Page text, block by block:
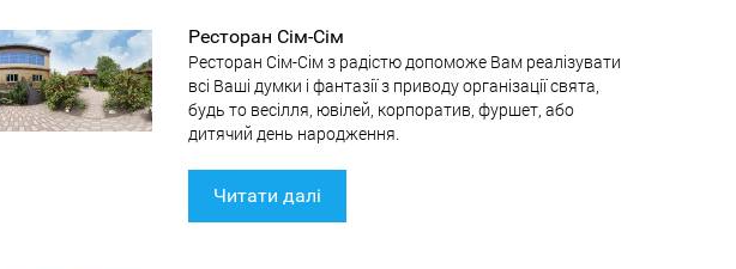
Ресторан Сім-Сім
Ресторан Сім-Сім з радістю допоможе Вам реалізувати
всі Ваші думки і фантазії з приводу організації свята,
будь то весілля, ювілей, корпоратив, фуршет, або
дитячий день народження.
Читати далі